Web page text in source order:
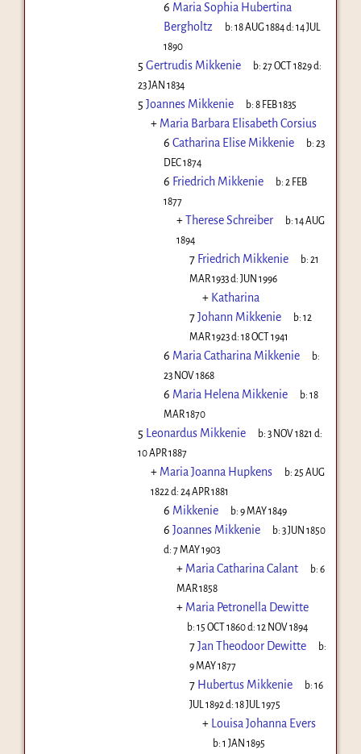
6 Maria Sophia Hubertina
Bergholtz
b:18 AUG 1884d:14 JUL
1890
5 Gertrudis Mikkenie b:27 OCT 1829d:
23 JAN 1834
5 Joannes Mikkenie b:8 FEB 1835
+ Maria Barbara Elisabeth Corsius
6 Catharina Elise Mikkenie b:23
DEC 1874
6 Friedrich Mikkenie b:2 FEB
1877
+Therese Schreiber b:14 AUG
1894
7 Friedrich Mikkenie b:21
MAR 1933d: JUN 1996
+ Katharina
7Johann Mikkenie b:12
MAR 1923d: 18 OCT 1941
6 Maria Catharina Mikkenie
b:
23 NOV 1868
6 Maria Helena Mikkenie b:18
MAR 1870
5 Leonardus Mikkenie b:3 NOV 1821 d:
10 APR 1887
+ Maria Joanna Hupkens b:25 AUG
1822 d: 24 APR 1881
6 Mikkenie b:9 MAY 1849
6 Joannes Mikkenie b:3 JUN 1850
d: 7 MAY 1903
+ Maria Catharina Calant b:6
MAR 1858
+ Maria Petronella Dewitte
b:15 OCT 1860d:12 NOV 1894
7Jan Theodoor Dewitte
b:
9 MAY 1877
7 Hubertus Mikkenie b:16
JUL 1892 d: 18 JUL 1975
+ Louisa Johanna Evers
b:1 JAN 1895